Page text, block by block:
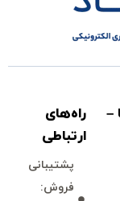
–
راه‌های
ارتباطی
پشتيبانی
فروش: